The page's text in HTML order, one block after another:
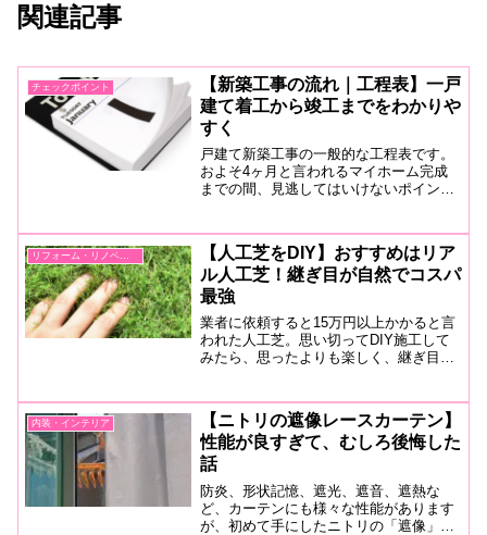
関連記事
チェックポイント
【新築工事の流れ｜工程表】一戸
建て着工から竣工までをわかりや
すく
戸建て新築工事の一般的な工程表です。
およそ4ヶ月と言われるマイホーム完成
までの間、見逃してはいけないポイント
かりなスケジュール表なので、お役立て
ください。
【人工芝をDIY】おすすめはリア
ル人工芝！継ぎ目が自然でコスパ
最強
業者に依頼すると15万円以上かかると言
われた人工芝。思い切ってDIY施工して
みたら、思ったよりも楽しく、継ぎ目も
で、施工方法や注意点、仕上がりまで紹
介します。
内装・インテリア
【ニトリの遮像レースカーテン】
性能が良すぎて、むしろ後悔した
話
防炎、形状記憶、遮光、遮音、遮熱な
ど、カーテンにも様々な性能があります
が、初めて手にしたニトリの「遮像」付